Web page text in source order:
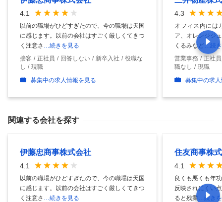
4.1
以前の職場がひどすぎたので、今の職場は天国
に感じます。以前の会社はすごく厳しくてきつ
く注意さ
…続きを見る
接客
正社員 回答しない 新卒入社
役職な
し
現職
募集中の求人情報を見る
4.3
オフィス内には
ア、オレンジジ
くるみなど …続
営業事務
正社員
職なし
現職
募集中の求
関連する会社を探す
伊藤忠商事株式会社
4.1
以前の職場がひどすぎたので、今の職場は天国
に感じます。以前の会社はすごく厳しくてきつ
く注意さ
…続きを見る
住友商事株
4.1
良くも悪くも年
反映されにくい
ると残業
…続き